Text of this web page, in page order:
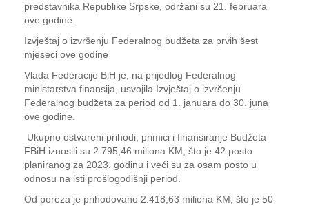
predstavnika Republike Srpske, održani su 21. februara
ove godine.
Izvještaj o izvršenju Federalnog budžeta za prvih šest
mjeseci ove godine
Vlada Federacije BiH je, na prijedlog Federalnog
ministarstva finansija, usvojila Izvještaj o izvršenju
Federalnog budžeta za period od 1. januara do 30. juna
ove godine.
Ukupno ostvareni prihodi, primici i finansiranje Budžeta
FBiH iznosili su 2.795,46 miliona KM, što je 42 posto
planiranog za 2023. godinu i veći su za osam posto u
odnosu na isti prošlogodišnji period.
Od poreza je prihodovano 2.418,63 miliona KM, što je 50